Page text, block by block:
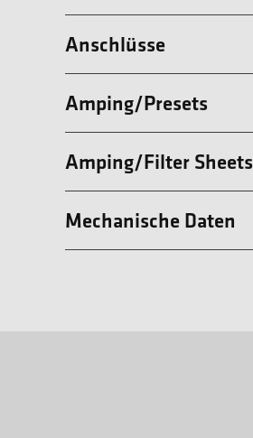
Anschlüsse
Amping/Presets
Amping/Filter Sheets
Mechanische Daten